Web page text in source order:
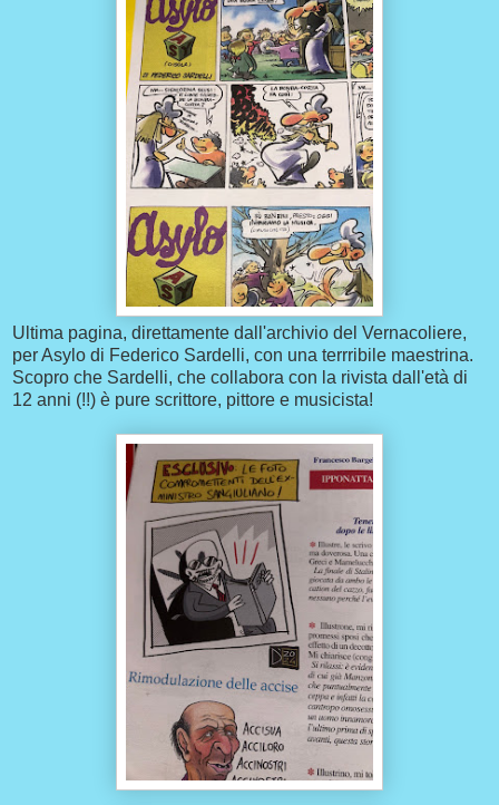
Ultima pagina, direttamente dall'archivio del Vernacoliere,
per Asylo di Federico Sardelli, con una terrribile maestrina.
Scopro che Sardelli, che collabora con la rivista dall'età di
12 anni (!!) è pure scrittore, pittore e musicista!